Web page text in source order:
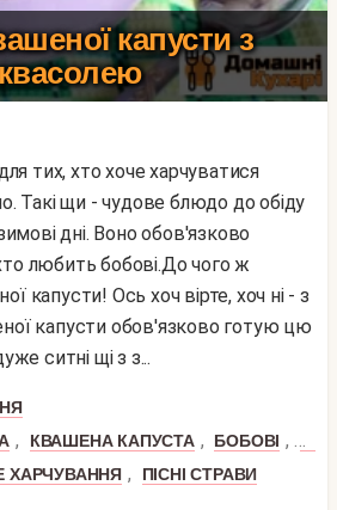
капусти з
Такі щи - чудове блюдо до обіду
дні. Воно обов'язково
любить бобові.До чого ж
капусти! Ось хоч вірте, хоч ні - з
капусти обов'язково готую цю
ситні щі з з...
, КВАШЕНА КАПУСТА , БОБОВІ ,
ХАРЧУВАННЯ ,
ПІСНІ СТРАВИ